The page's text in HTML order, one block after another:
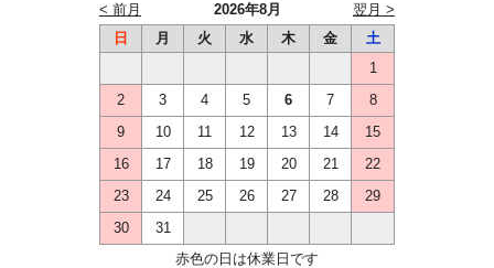
2026年8月
< 前月
翌月 >
日
月 火 水 木 金
土
1
2
3 4 5 6 7
8
9
10 11 12 13 14
15
16
17 18 19 20 21
22
23
24 25 26 27 28
29
30
31
赤色の日は休業日です